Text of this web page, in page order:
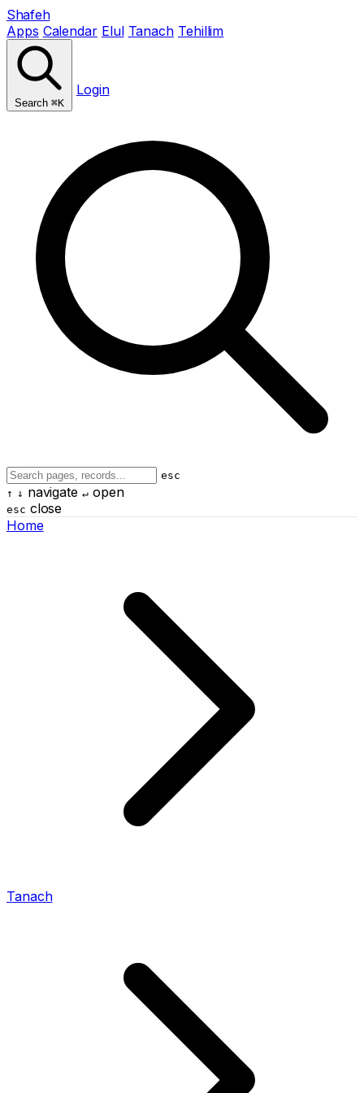
Shafeh
Apps Calendar Elul Tanach Tehillim
Search ⌘K
Login
esc
↑ ↓ navigate ↵open
esc close
Home
Tanach